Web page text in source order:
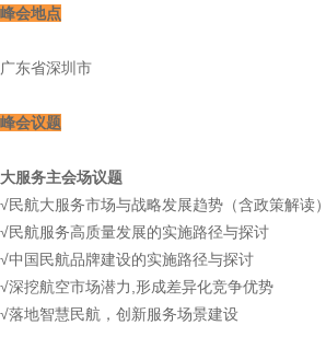
峰会地点
广东省深圳市
峰会议题
大服务主会场议题
√民航大服务市场与战略发展趋势（含政策解读）
√民航服务高质量发展的实施路径与探讨
√中国民航品牌建设的实施路径与探讨
√深挖航空市场潜力,形成差异化竞争优势
√落地智慧民航，创新服务场景建设